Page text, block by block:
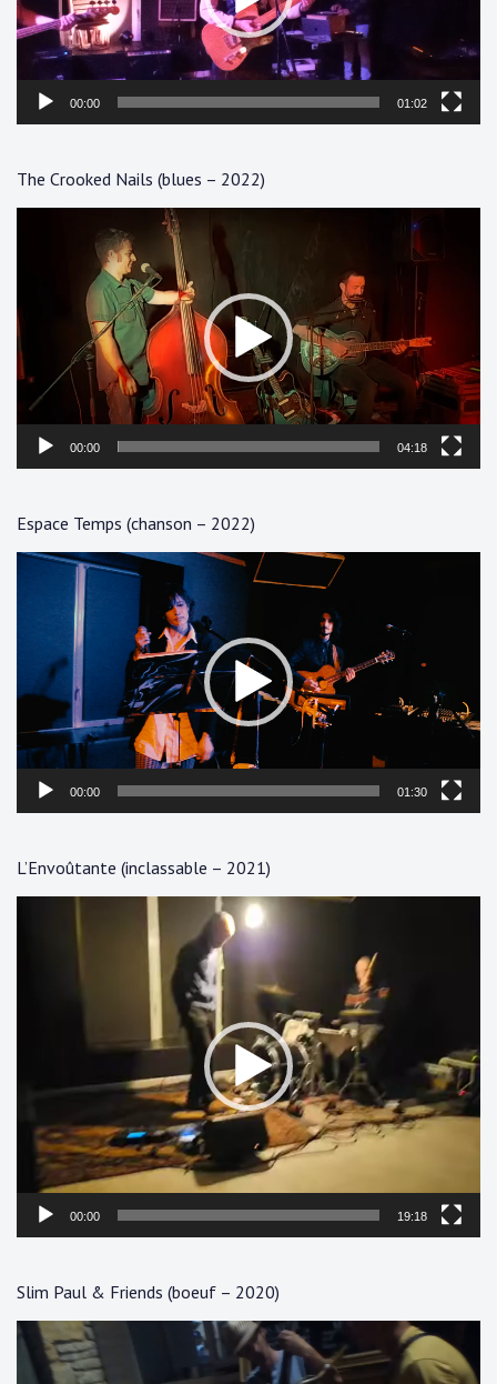
00:00 01:02
The Crooked Nails (blues – 2022)
00:00 04:18
Espace Temps (chanson – 2022)
Lecteur
00:00 01:30
L’Envoûtante (inclassable – 2021)
00:00 19:18
Slim Paul & Friends (boeuf – 2020)
Lecteur
vidéo